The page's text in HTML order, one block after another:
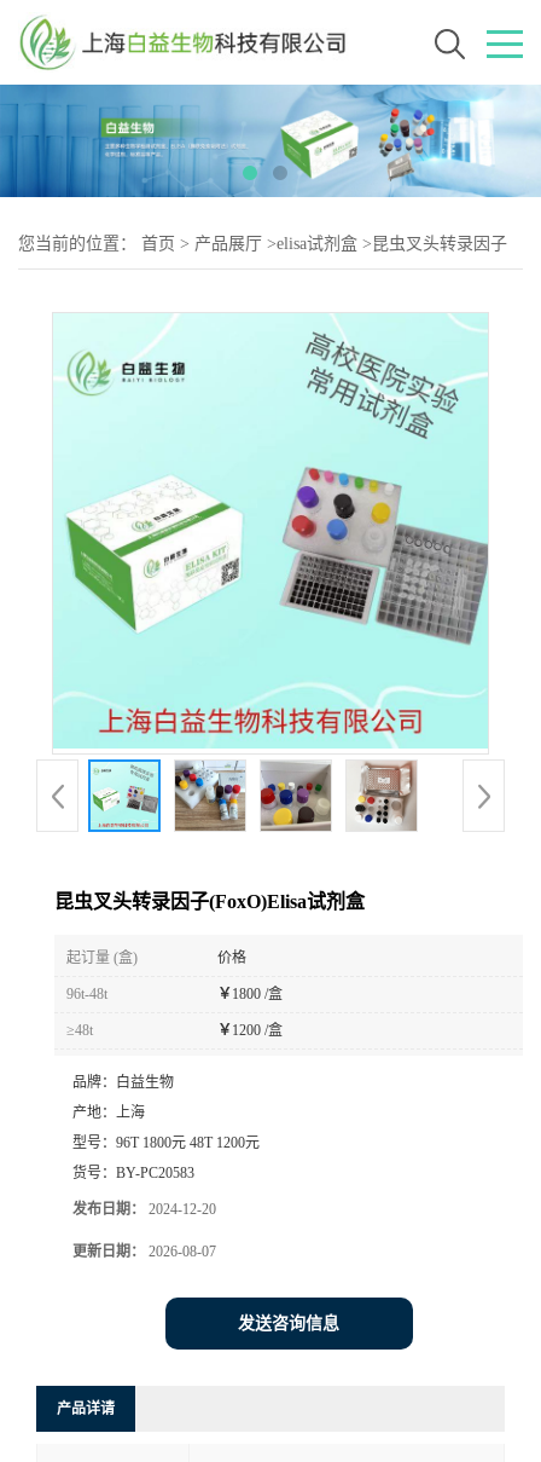
您当前的位置： 首页 > 产品展厅 >elisa试剂盒 > 昆虫叉头转录因子
昆虫叉头转录因子(FoxO)Elisa试剂盒
起订量 (盒) 价格
96t-48t ￥ 1800 /盒
≥48t ￥ 1200 /盒
品牌：
白益生物
产地： 上海
型号： 96T 1800元 48T 1200元
货号： BY-PC20583
发布日期： 2024-12-20
更新日期： 2026-08-07
发送咨询信息
产品详请